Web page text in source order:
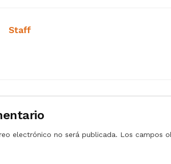
Staff
electrónico no será publicada. Los campos